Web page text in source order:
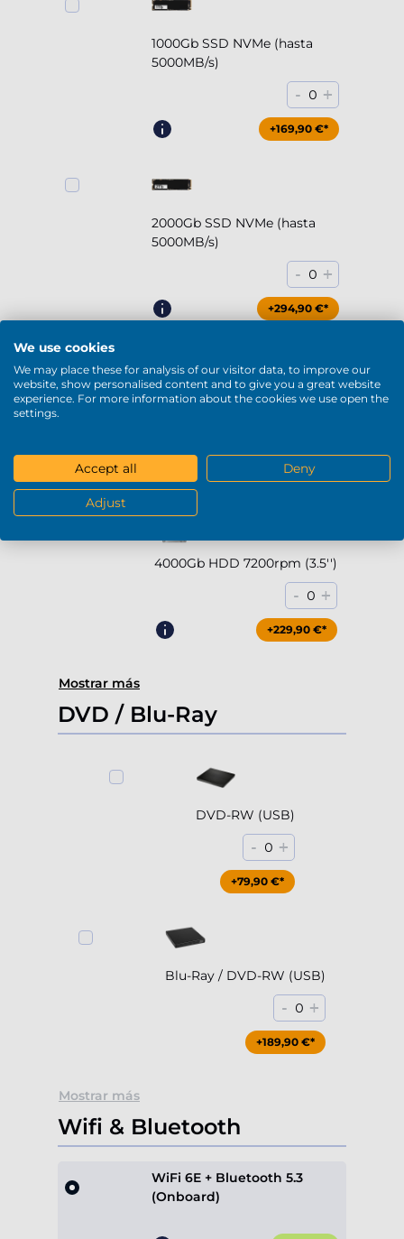
1000Gb SSD NVMe (hasta
5000MB/s)
- 0 +
+169,90 €*
2000Gb SSD NVMe (hasta
5000MB/s)
- 0 +
+294,90 €*
2000Gb HDD 7200rpm (3.5'')
+169,90 €*
4000Gb HDD 7200rpm (3.5'')
- 0 +
+229,90 €*
Mostrar más
DVD / Blu-Ray
DVD-RW (USB)
- 0 +
+79,90 €*
Blu-Ray / DVD-RW (USB)
- 0 +
+189,90 €*
Mostrar más
Wifi & Bluetooth
WiFi 6E + Bluetooth 5.3
(Onboard)
We use cookies
We may place these for analysis of our visitor data, to improve our
website, show personalised content and to give you a great website
experience. For more information about the cookies we use open the
settings.
Accept all Deny
Adjust